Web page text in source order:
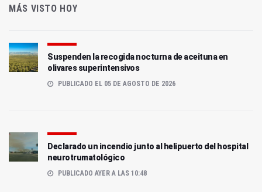
MÁS VISTO HOY
Suspenden la recogida nocturna de aceituna en
olivares superintensivos
PUBLICADO EL 05 DE AGOSTO DE 2026
Declarado un incendio junto al helipuerto del hospital
neurotrumatológico
PUBLICADO AYER A LAS 10:48